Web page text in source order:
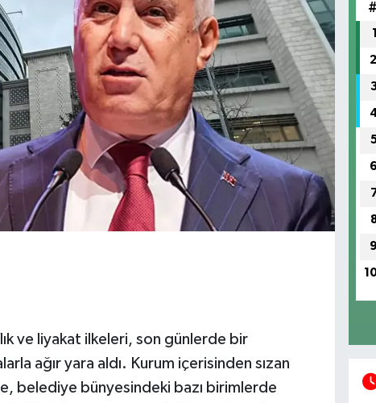
ve liyakat ilkeleri, son günlerde bir
ağır yara aldı. Kurum içerisinden sızan
belediye bünyesindeki bazı birimlerde
#
1
2
6
9